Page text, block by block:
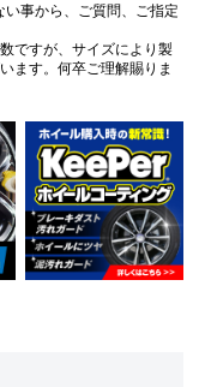
事から、ご質問、ご指定
ですが、サイズにより製
ます。何卒ご理解賜りま